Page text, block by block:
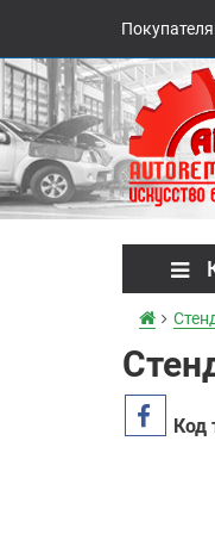
Код